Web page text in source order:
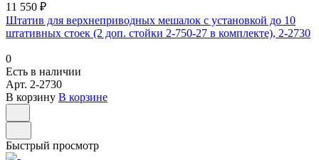
11 550 ₽
Штатив для верхнеприводных мешалок с установкой до 10
штативных стоек (2 доп. стойки 2-750-27 в комплекте), 2-2730
0
Есть в наличии
Арт. 2-2730
В корзину В корзине
Быстрый просмотр